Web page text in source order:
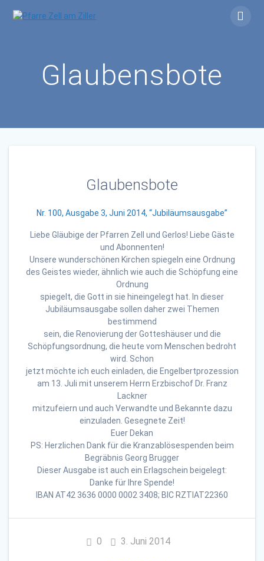
Glaubensbote
Glaubensbote
Nr. 100, Ausgabe 3, Juni 2014, “Jubiläumsausgabe”
Liebe Gläubige der Pfarren Zell und Gerlos! Liebe Gäste
und Abonnenten!
Unsere wunderschönen Kirchen spiegeln eine Ordnung
des Geistes wieder, ähnlich wie auch die Schöpfung eine
Ordnung
spiegelt, die Gott in sie hineingelegt hat. In dieser
Jubiläumsausgabe sollen daher zwei Themen
bestimmend
sein, die Renovierung der Gotteshäuser und die
Schöpfungsordnung, die heute vom Menschen bedroht
wird. Schon
jetzt möchte ich euch einladen, die Engelbertprozession
am 13. Juli mit unserem Herrn Erzbischof Dr. Franz
Lackner
mitzufeiern und auch Verwandte und Bekannte dazu
einzuladen. Gesegnete Zeit!
Euer Dekan
PS: Herzlichen Dank für die Kranzablösespenden beim
Begräbnis Georg Brugger
Dieser Ausgabe ist auch ein Erlagschein beigelegt:
Danke für Ihre Spende!
IBAN AT42 3636 0000 0002 3408; BIC RZTIAT22360
0 3. Juni 2014